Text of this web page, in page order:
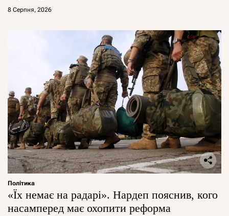
8 Серпня, 2026
Політика
«Їх немає на радарі». Нардеп пояснив, кого
насамперед має охопити реформа